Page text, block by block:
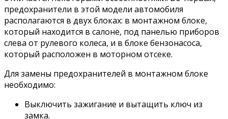
предохранители в этой модели автомобиля
располагаются в двух блоках: в монтажном блоке,
который находится в салоне, под панелью приборов
слева от рулевого колеса, и в блоке бензонасоса,
который расположен в моторном отсеке.
Для замены предохранителей в монтажном блоке
необходимо:
Выключить зажигание и вытащить ключ из
замка.